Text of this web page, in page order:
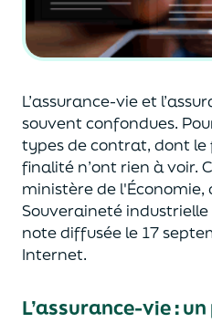
L’assurance-vie et
souventconfondues.
types de contrat, dont le
finalité n’ont rien à voir.
ministère de l'Économie,
Souveraineté industr
note diffusée le 17
Internet.
L’assurance-vie :